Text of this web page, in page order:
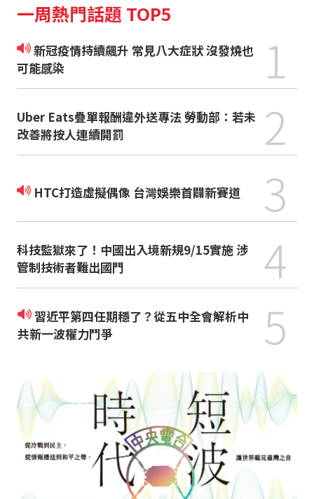
一周熱門話題 TOP5
新冠疫情持續飆升 常見八大症狀 沒發燒也
可能感染
1
Uber Eats疊單報酬違外送專法 勞動部：若未
改善將按人連續開罰
2
HTC打造虛擬偶像 台灣娛樂首闢新賽道 3
科技監獄來了！中國出入境新規9/15實施 涉
管制技術者難出國門
4
習近平第四任期穩了？從五中全會解析中
共新一波權力鬥爭
5